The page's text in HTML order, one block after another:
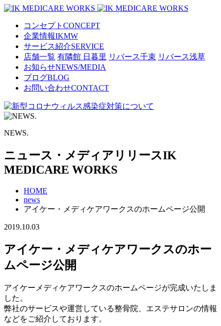
コンセプト CONCEPT
企業情報IKMW
サービス紹介SERVICE
店舗一覧 有隣館 日暮里 リバース千束 リバース浅草
お知らせNEWS/MEDIA
ブログBLOG
お問い合わせCONTACT
NEWS.
ニュース・メディアリリースIK
MEDICARE WORKS
HOME
news
アイケー・メディケアワークスのホームページ公開
2019.10.03
アイケー・メディケアワークスのホー
ムページ公開
アイケーメディケアワークスのホームページが完成いたしま
した。
弊社のサービスや運営している整骨院、エステサロンの情報
などをご紹介しております。